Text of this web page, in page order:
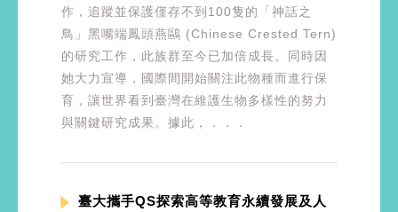
作，追蹤並保護僅存不到100隻的「神話之
鳥」黑嘴端鳳頭燕鷗 (Chinese Crested Tern)
的研究工作，此族群至今已加倍成長。同時因
她大力宣導，國際間開始關注此物種而進行保
育，讓世界看到臺灣在維護生物多樣性的努力
與關鍵研究成果。據此，．．．
臺大攜手QS探索高等教育永續發展及人